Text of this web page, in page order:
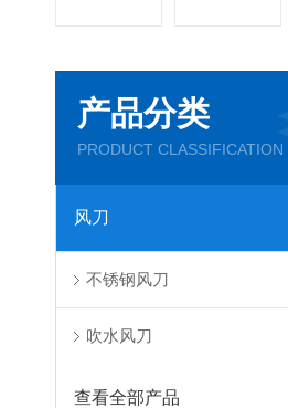
产品分类
PRODUCT CLASSIFICATION
风刀
不锈钢风刀
吹水风刀
查看全部产品